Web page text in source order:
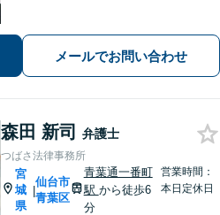
成功報酬制【青葉通一番町駅4分】
メールでお問い合わせ
森田 新司 弁護士
つばさ法律事務所
宮
城
県
|
仙台市
青葉区
青葉通一番町
駅 から徒歩6
分
営業時間：
本日定休日